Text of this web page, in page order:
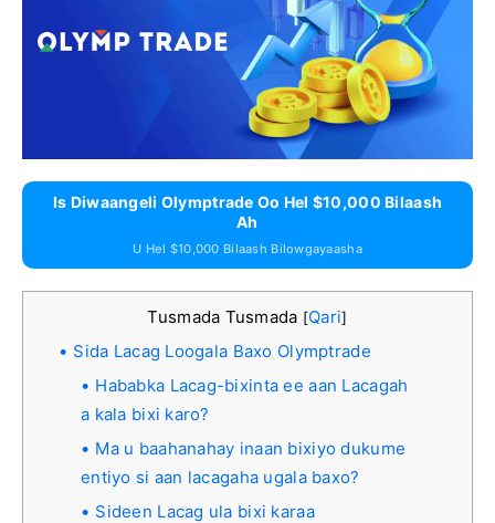
Is Diwaangeli Olymptrade Oo Hel $10,000 Bilaash
Ah
U Hel $10,000 Bilaash Bilowgayaasha
Tusmada Tusmada [Qari]
Sida Lacag Loogala Baxo Olymptrade
Hababka Lacag-bixinta ee aan Lacagah
a kala bixi karo?
Ma u baahanahay inaan bixiyo dukume
entiyo si aan lacagaha ugala baxo?
Sideen Lacag ula bixi karaa